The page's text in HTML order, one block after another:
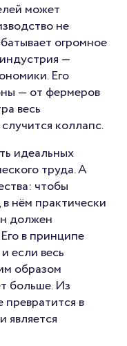
может
не
огромное
—
Его
— от фермеров
весь
коллапс.
идеальных
труда. А
чтобы
нём практически
должен
в принципе
если весь
образом
больше. Из
в
является